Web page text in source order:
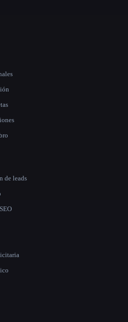
de leads